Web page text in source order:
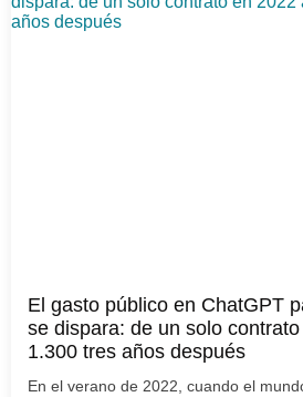
El gasto público en ChatGPT
se dispara: de un solo
1.300 tres años después
En el verano de 2022, cuando el